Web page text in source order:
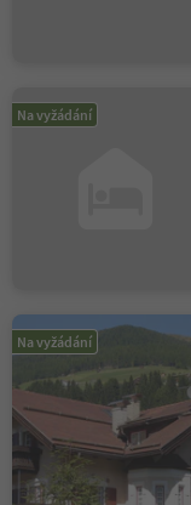
Na vyžádání
Na vyžádání